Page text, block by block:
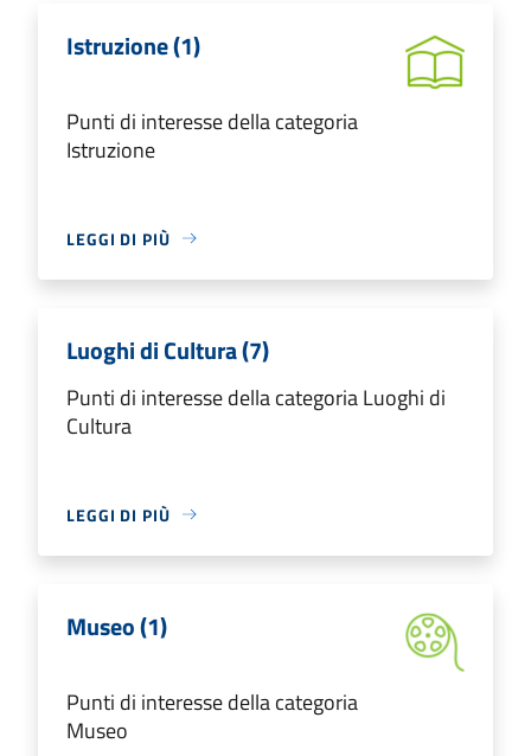
Istruzione (1)
Punti di interesse della categoria
Istruzione
LEGGI DI PIÙ
Luoghi di Cultura (7)
Punti di interesse della categoria Luoghi di
Cultura
LEGGI DI PIÙ
Museo (1)
Punti di interesse della categoria
Museo